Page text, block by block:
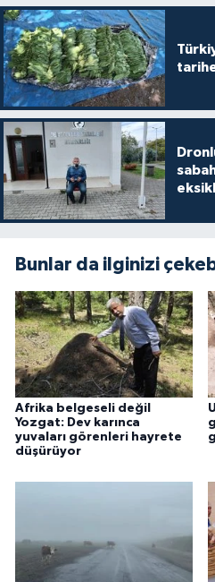
Bunlar da ilginizi
Afrika belgeseli değil
Yozgat: Dev karınca
yuvaları görenleri hayrete
düşürüyor